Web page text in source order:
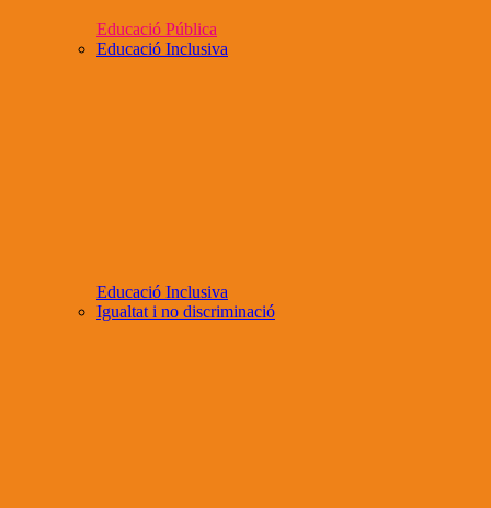
Educació Pública
Educació Inclusiva
Educació Inclusiva
Igualtat i no discriminació